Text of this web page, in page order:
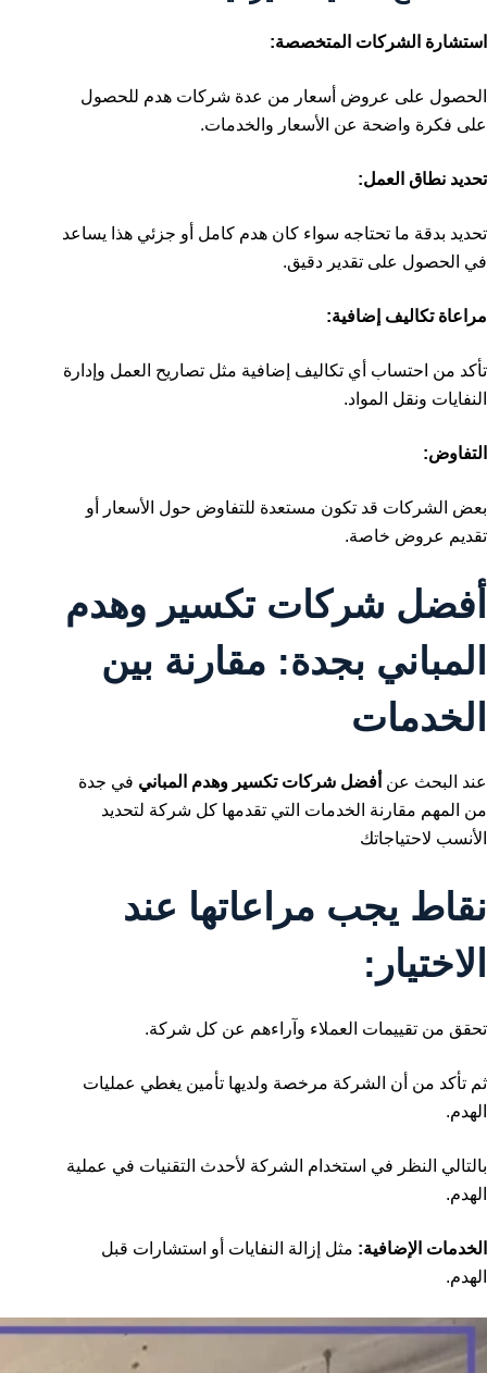
استشارة الشركات المتخصصة:
الحصول على عروض أسعار من عدة شركات هدم للحصول
على فكرة واضحة عن الأسعار والخدمات.
تحديد نطاق العمل:
تحديد بدقة ما تحتاجه سواء كان هدم كامل أو جزئي هذا يساعد
في الحصول على تقدير دقيق.
مراعاة تكاليف إضافية:
تأكد من احتساب أي تكاليف إضافية مثل تصاريح العمل وإدارة
النفايات ونقل المواد.
التفاوض:
بعض الشركات قد تكون مستعدة للتفاوض حول الأسعار أو
تقديم عروض خاصة.
أفضل شركات تكسير وهدم
المباني بجدة: مقارنة بين
الخدمات
عند البحث عن أفضل شركات تكسير وهدم المباني في جدة
من المهم مقارنة الخدمات التي تقدمها كل شركة لتحديد
الأنسب لاحتياجاتك
نقاط يجب مراعاتها عند
الاختيار:
تحقق من تقييمات العملاء وآراءهم عن كل شركة.
ثم تأكد من أن الشركة مرخصة ولديها تأمين يغطي عمليات
الهدم.
بالتالي النظر في استخدام الشركة لأحدث التقنيات في عملية
الهدم.
الخدمات الإضافية: مثل إزالة النفايات أو استشارات قبل
الهدم.